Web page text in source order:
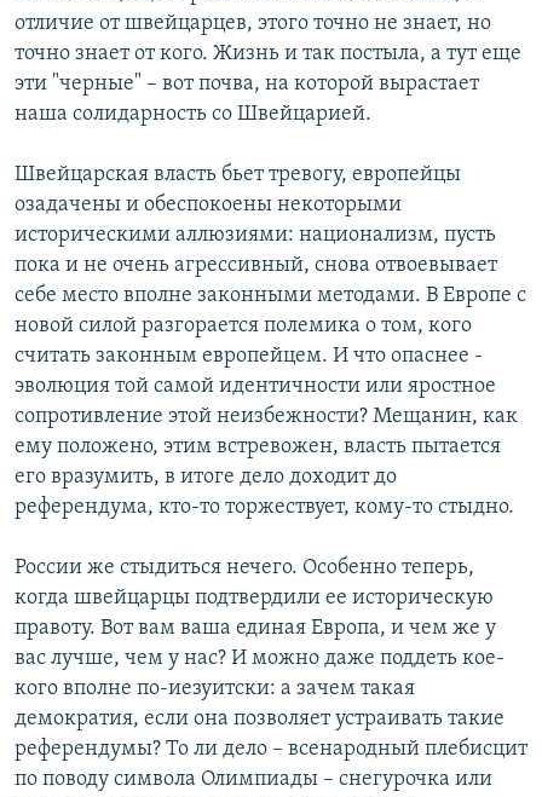
отличие от швейцарцев, этого точно не знает, но
точно знает от кого. Жизнь и так постыла, а тут еще
эти "черные" – вот почва, на которой вырастает
наша солидарность со Швейцарией.
Швейцарская власть бьет тревогу, европейцы
озадачены и обеспокоены некоторыми
историческими аллюзиями: национализм, пусть
пока и не очень агрессивный, снова отвоевывает
себе место вполне законными методами. В Европе с
новой силой разгорается полемика о том, кого
считать законным европейцем. И что опаснее -
эволюция той самой идентичности или яростное
сопротивление этой неизбежности? Мещанин, как
ему положено, этим встревожен, власть пытается
его вразумить, в итоге дело доходит до
референдума, кто-то торжествует, кому-то стыдно.
России же стыдиться нечего. Особенно теперь,
когда швейцарцы подтвердили ее историческую
правоту. Вот вам ваша единая Европа, и чем же у
вас лучше, чем у нас? И можно даже поддеть кое-
кого вполне по-иезуитски: а зачем такая
демократия, если она позволяет устраивать такие
референдумы? То ли дело – всенародный плебисцит
по поводу символа Олимпиады – снегурочка или